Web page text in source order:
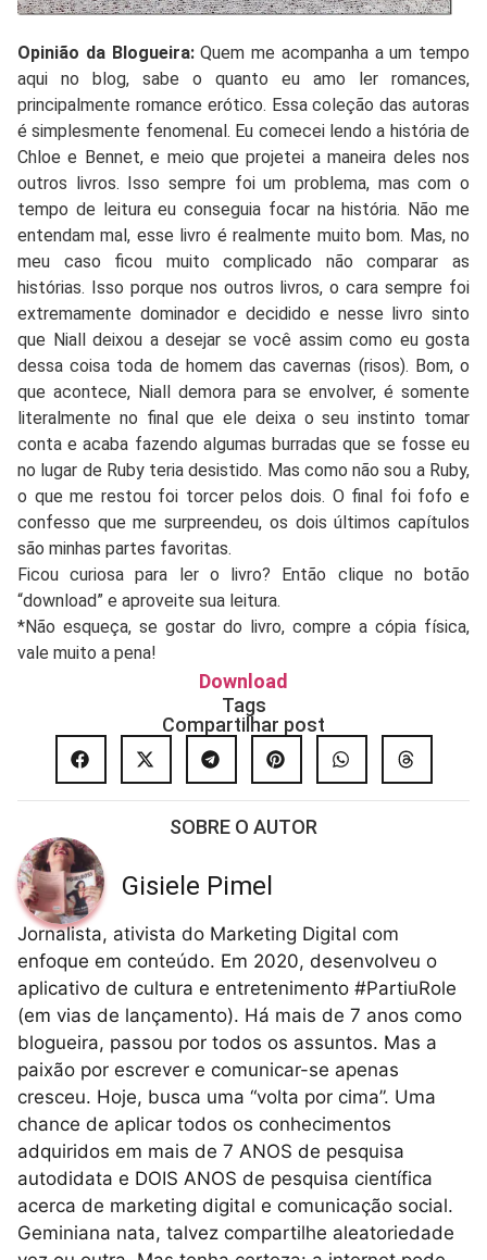
Opinião da Blogueira:Quem me acompanha a um tempo
aqui no blog, sabe o quanto eu amo ler romances,
principalmente romance erótico. Essa coleção das autoras
é simplesmente fenomenal. Eu comecei lendo a história de
Chloe e Bennet, e meio que projetei a maneira deles nos
outros livros. Isso sempre foi um problema, mas com o
tempo de leitura eu conseguia focar na história. Não me
entendam mal, esse livro é realmente muito bom. Mas, no
meu caso ficou muito complicado não comparar as
histórias. Isso porque nos outros livros, o cara sempre foi
extremamente dominador e decidido e nesse livro sinto
que Niall deixou a desejar se você assim como eu gosta
dessa coisa toda de homem das cavernas (risos). Bom, o
que acontece, Niall demora para se envolver, é somente
literalmente no final que ele deixa o seu instinto tomar
conta e acaba fazendo algumas burradas que se fosse eu
no lugar de Ruby teria desistido. Mas como não sou a Ruby,
o que me restou foi torcer pelos dois. O final foi fofo e
confesso que me surpreendeu, os dois últimos capítulos
são minhas partes favoritas.
Ficou curiosa para ler o livro? Então clique no botão
“download” e aproveite sua leitura.
*Não esqueça, se gostar do livro, compre a cópia física,
vale muito a pena!
Download
Tags
Compartilhar post
SOBRE O AUTOR
Gisiele Pimel
Jornalista, ativista do Marketing Digital com
enfoque em conteúdo. Em 2020, desenvolveu o
aplicativo de cultura e entretenimento #PartiuRole
(em vias de lançamento). Há mais de 7 anos como
blogueira, passou por todos os assuntos. Mas a
paixão por escrever e comunicar-se apenas
cresceu. Hoje, busca uma “volta por cima”. Uma
chance de aplicar todos os conhecimentos
adquiridos em mais de 7 ANOS de pesquisa
autodidata e DOIS ANOS de pesquisa científica
acerca de marketing digital e comunicação social.
Geminiana nata, talvez compartilhe aleatoriedade